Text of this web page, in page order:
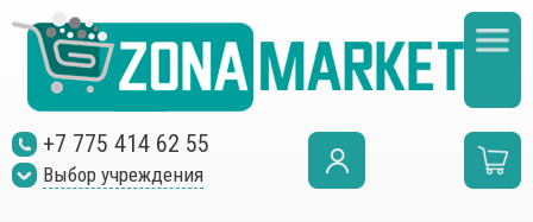
+7 775 414 62 55
Выбор учреждения